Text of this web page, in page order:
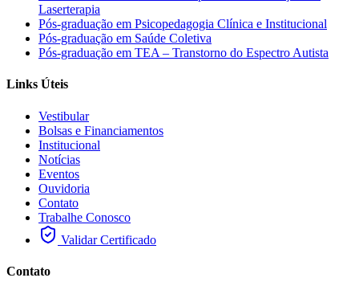
Laserterapia
Pós-graduação em Psicopedagogia Clínica e Institucional
Pós-graduação em Saúde Coletiva
Pós-graduação em TEA – Transtorno do Espectro Autista
Links Úteis
Vestibular
Bolsas e Financiamentos
Institucional
Notícias
Eventos
Ouvidoria
Contato
Trabalhe Conosco
Validar Certificado
Contato